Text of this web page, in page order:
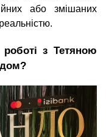
або змішаних
з Тетяною